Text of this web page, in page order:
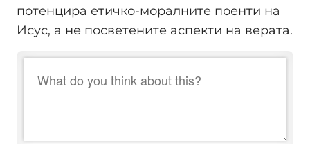
потенцира етичко-моралните поенти на
Исус, а не посветените аспекти на верата.